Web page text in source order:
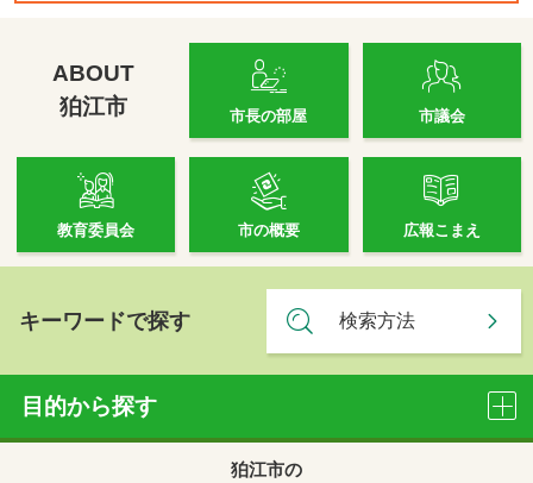
安心安全情報メール
六郷・猪方排水樋管の水位情報・映像
防災・防犯ガイド等一覧
避難所混雑情報の確認
ABOUT
狛江市
市長の部屋 市議会
教育委員会 市の概要 広報こまえ
キーワードで探す 検索方法
目的から探す
狛江市の